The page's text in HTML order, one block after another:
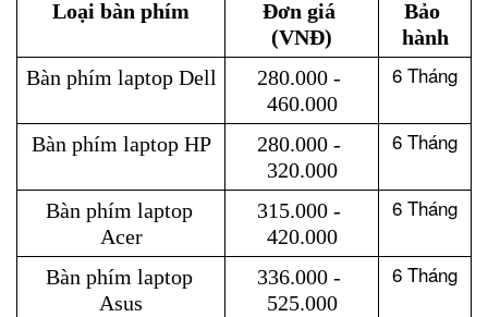
Loại bàn phím
Đơn giá
(VNĐ)
Bảo
hành
Bàn phím laptop Dell
280.000 -
460.000
6 Tháng
Bàn phím laptop HP
280.000 -
320.000
6 Tháng
Bàn phím laptop
Acer
315.000 -
420.000
6 Tháng
Bàn phím laptop
Asus
336.000 -
525.000
6 Tháng